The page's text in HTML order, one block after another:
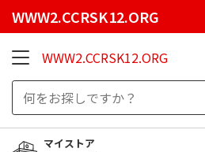
WWW2.CCRSK12.ORG
WWW2.CCRSK12.ORG
マイストア